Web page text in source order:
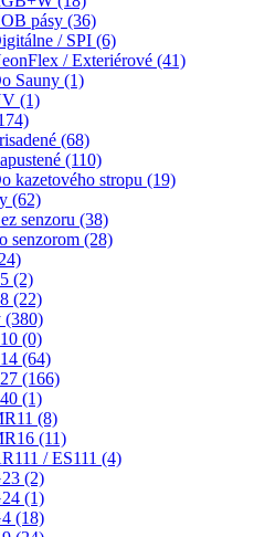
pásy (36)
/ SPI (6)
/ Exteriérové (41)
Sauny (1)
(1)
(68)
(110)
kazetového stropu (19)
(62)
senzoru (38)
senzorom (28)
(2)
(22)
(380)
(0)
(64)
(166)
(1)
(8)
(11)
/ ES111 (4)
(2)
(1)
(18)